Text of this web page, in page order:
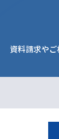
資料請求や